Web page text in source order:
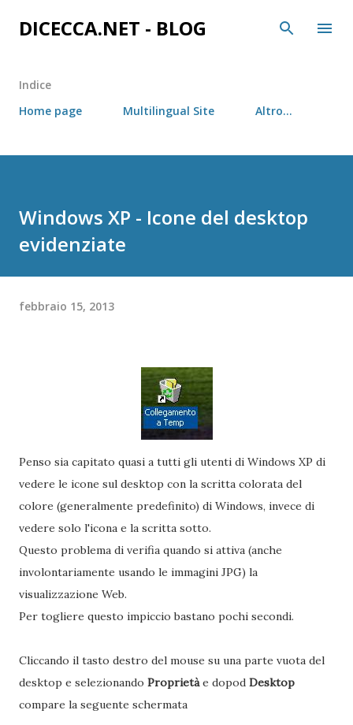
Passa ai contenuti principali
DICECCA.NET - BLOG
Indice
Home page
Multilingual Site Altro…
Windows XP - Icone del desktop
evidenziate
febbraio 15, 2013
Penso sia capitato quasi a tutti gli utenti di Windows XP di
vedere le icone sul desktop con la scritta colorata del
colore (generalmente predefinito) di Windows, invece di
vedere solo l'icona e la scritta sotto.
Questo problema di verifia quando si attiva (anche
involontariamente usando le immagini JPG) la
visualizzazione Web.
Per togliere questo impiccio bastano pochi secondi.
Cliccando il tasto destro del mouse su una parte vuota del
desktop e selezionando Proprietàe dopod Desktop
compare la seguente schermata